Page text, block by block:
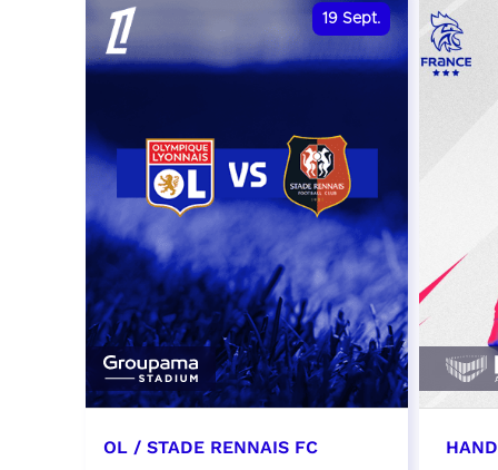
RÉSERVER
19 Sept.
OL / STADE RENNAIS FC